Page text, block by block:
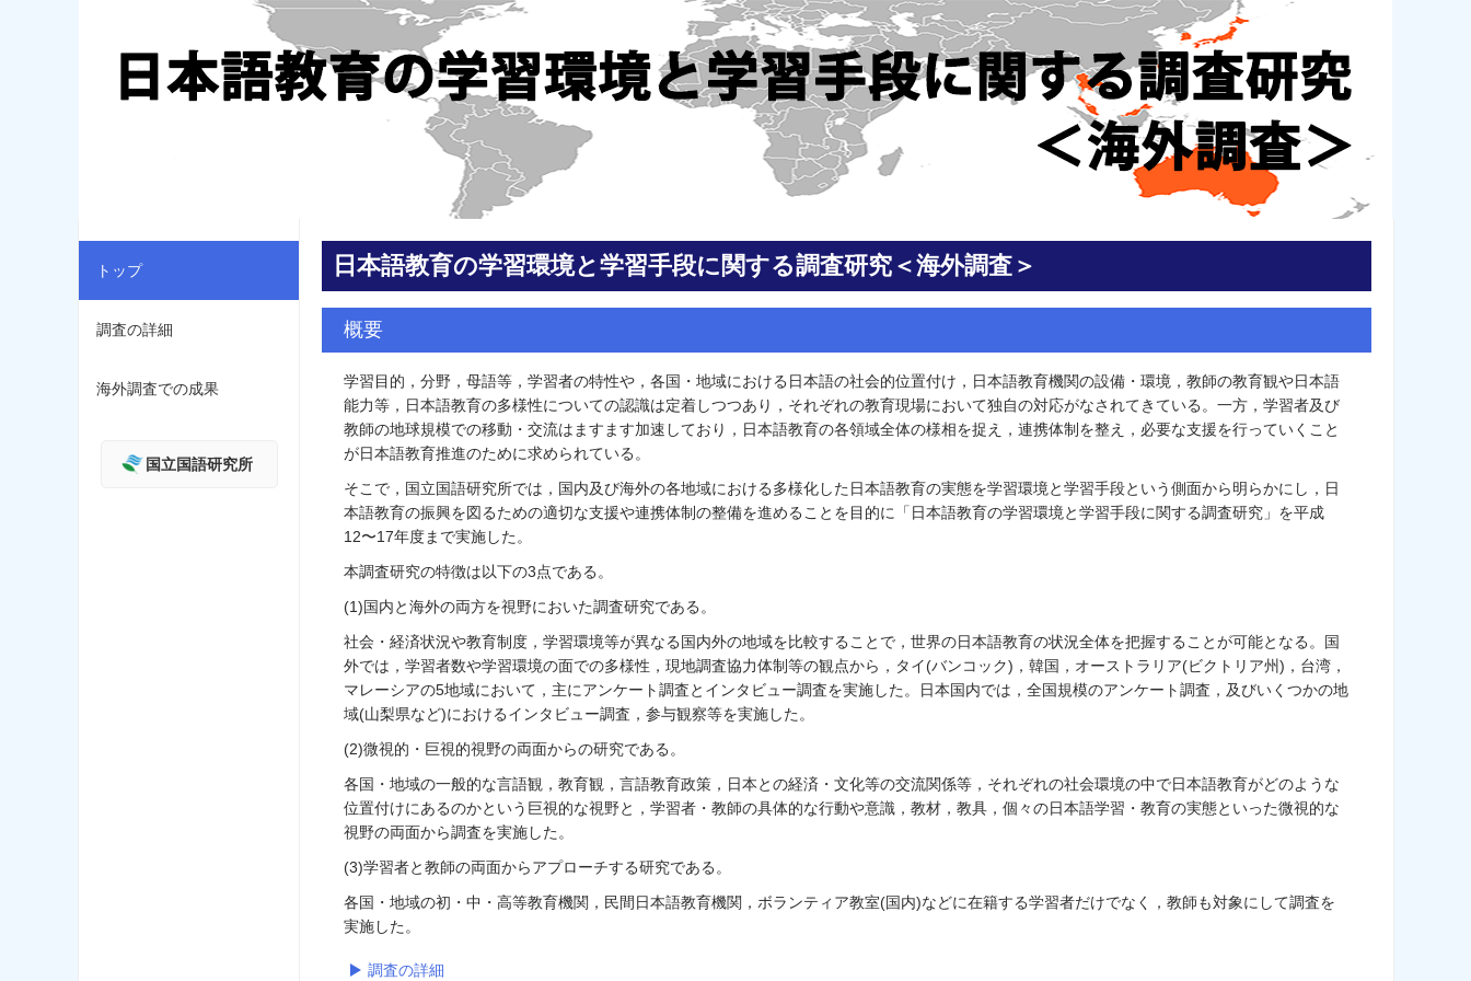
トップ
調査の詳細
海外調査での成果
国立国語研究所
日本語教育の学習環境と学習手段に関する調査研究＜海外調査＞
概要
学習目的，分野，母語等，学習者の特性や，各国・地域における日本語の社会的位置付け，日本語教育機関の設備・環境，教師の教育観や日本語
能力等，日本語教育の多様性についての認識は定着しつつあり，それぞれの教育現場において独自の対応がなされてきている。一方，学習者及び
教師の地球規模での移動・交流はますます加速しており，日本語教育の各領域全体の様相を捉え，連携体制を整え，必要な支援を行っていくこと
が日本語教育推進のために求められている。
そこで，国立国語研究所では，国内及び海外の各地域における多様化した日本語教育の実態を学習環境と学習手段という側面から明らかにし，日
本語教育の振興を図るための適切な支援や連携体制の整備を進めることを目的に「日本語教育の学習環境と学習手段に関する調査研究」を平成
12〜17年度まで実施した。
本調査研究の特徴は以下の3点である。
(1)国内と海外の両方を視野においた調査研究である。
社会・経済状況や教育制度，学習環境等が異なる国内外の地域を比較することで，世界の日本語教育の状況全体を把握することが可能となる。国
外では，学習者数や学習環境の面での多様性，現地調査協力体制等の観点から，タイ(バンコック)，韓国，オーストラリア(ビクトリア州)，台湾，
マレーシアの5地域において，主にアンケート調査とインタビュー調査を実施した。日本国内では，全国規模のアンケート調査，及びいくつかの地
域(山梨県など)におけるインタビュー調査，参与観察等を実施した。
(2)微視的・巨視的視野の両面からの研究である。
各国・地域の一般的な言語観，教育観，言語教育政策，日本との経済・文化等の交流関係等，それぞれの社会環境の中で日本語教育がどのような
位置付けにあるのかという巨視的な視野と，学習者・教師の具体的な行動や意識，教材，教具，個々の日本語学習・教育の実態といった微視的な
視野の両面から調査を実施した。
(3)学習者と教師の両面からアプローチする研究である。
各国・地域の初・中・高等教育機関，民間日本語教育機関，ボランティア教室(国内)などに在籍する学習者だけでなく，教師も対象にして調査を
実施した。
調査の詳細